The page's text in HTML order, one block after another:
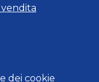
dei cookie